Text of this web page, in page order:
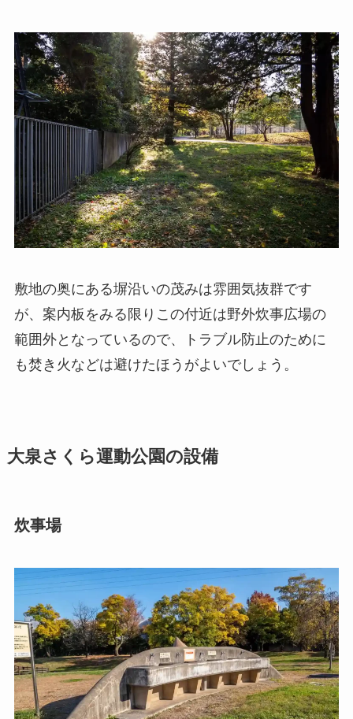
敷地の奥にある塀沿いの茂みは雰囲気抜群です
が、案内板をみる限りこの付近は野外炊事広場の
範囲外となっているので、トラブル防止のために
も焚き火などは避けたほうがよいでしょう。
大泉さくら運動公園の設備
炊事場